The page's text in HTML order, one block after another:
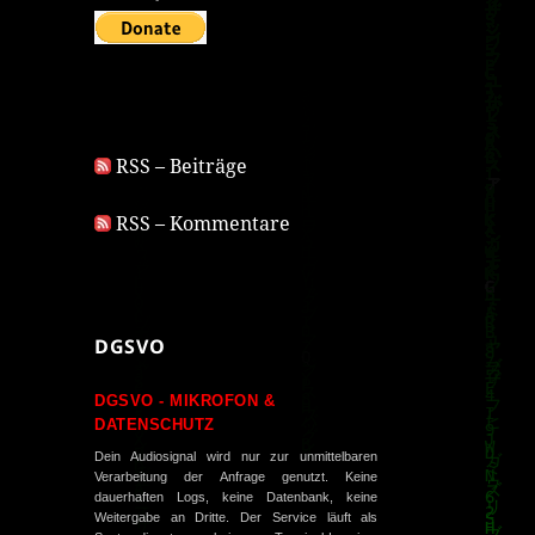
RSS – Beiträge
RSS – Kommentare
DGSVO
DGSVO - MIKROFON &
DATENSCHUTZ
Dein Audiosignal wird nur zur unmittelbaren
Verarbeitung der Anfrage genutzt. Keine
dauerhaften Logs, keine Datenbank, keine
Weitergabe an Dritte. Der Service läuft als